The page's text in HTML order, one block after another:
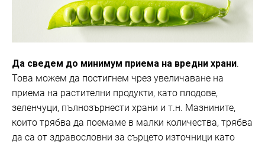
Да сведем до минимум приема на вредни храни.
Това можем да постигнем чрез увеличаване на
приема на растителни продукти, като плодове,
зеленчуци, пълнозърнести храни и т.н. Мазнините,
които трябва да поемаме в малки количества, трябва
да са от здравословни за сърцето източници като